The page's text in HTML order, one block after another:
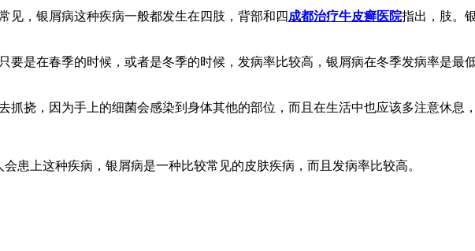
见，银屑病这种疾病一般都发生在四肢，背部和四成都治疗牛皮癣医院指出，肢。
要是在春季的时候，或者是冬季的时候，发病率比较高，银屑病在冬季发病率是最
挠，因为手上的细菌会感染到身体其他的部位，而且在生活中也应该多注意休息
患上这种疾病，银屑病是一种比较常见的皮肤疾病，而且发病率比较高。